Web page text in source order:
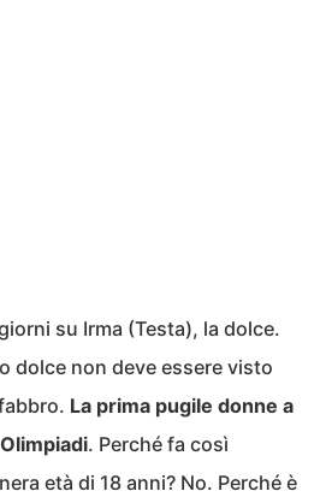
su Irma (Testa), la dolce.
dolce non deve essere visto
La prima pugile donne a
. Perché fa così
età di 18 anni? No. Perché è